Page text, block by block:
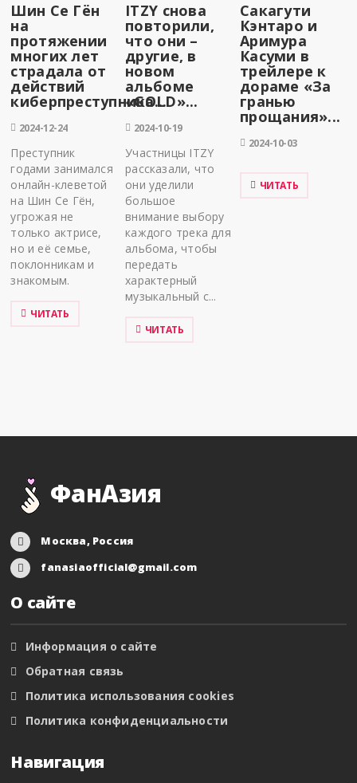
Шин Се Гён
на
протяжении
многих лет
страдала от
действий
киберпреступника...
2024-12-24
Преступник
годами занимался
онлайн-клеветой
на Шин Се Гён,
угрожая не
только актрисе,
но и её семье,
поклонникам и
знакомым.
ЧИТАТЬ
ITZY снова
повторили,
что они –
другие, в
новом
альбоме
«GOLD»...
2024-10-19
Участницы ITZY
рассказали, что
они уделили
большое
внимание выбору
каждого трека для
альбома, чтобы
передать
характерный
музыкальный с...
ЧИТАТЬ
Сакагути
Кэнтаро и
Аримура
Касуми в
трейлере к
дораме «За
гранью
прощания»...
2024-10-03
ЧИТАТЬ
ФанАзия
Москва, Россия
fanasiaofficial@gmail.com
О сайте
Информация о сайте
Обратная связь
Политика использования cookies
Политика конфиденциальности
Навигация